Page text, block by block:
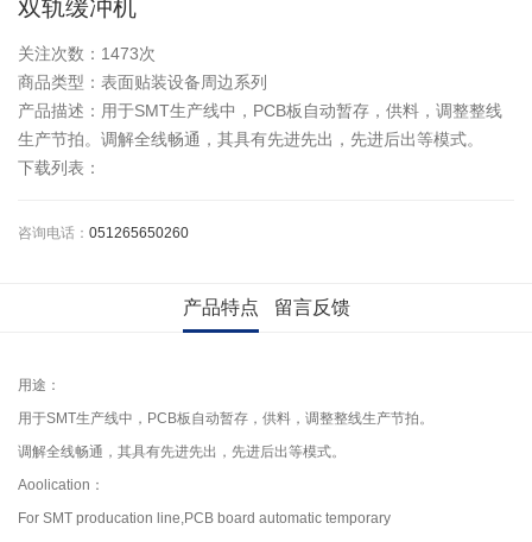
双轨缓冲机
关注次数： 1473次
商品类型：表面贴装设备周边系列
产品描述：用于SMT生产线中，PCB板自动暂存，供料，调整整线
生产节拍。调解全线畅通，其具有先进先出，先进后出等模式。
下载列表：
咨询电话： 051265650260
产品特点 留言反馈
用途：
用于SMT生产线中，PCB板自动暂存，供料，调整整线生产节拍。
调解全线畅通，其具有先进先出，先进后出等模式。
Aoolication：
For SMT producation line,PCB board automatic temporary